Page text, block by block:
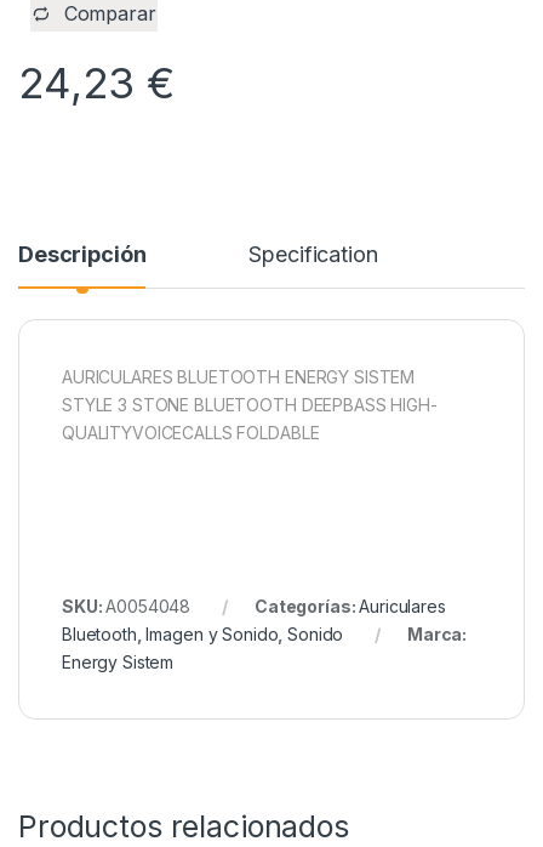
Comparar
24,23 €
Descripción Specification
AURICULARES BLUETOOTH ENERGY SISTEM
STYLE 3 STONE BLUETOOTH DEEPBASS HIGH-
QUALITYVOICECALLS FOLDABLE
SKU:A0054048 Categorías:Auriculares
Bluetooth ,Imagen y Sonido ,Sonido
Marca:
Energy Sistem
Productos relacionados